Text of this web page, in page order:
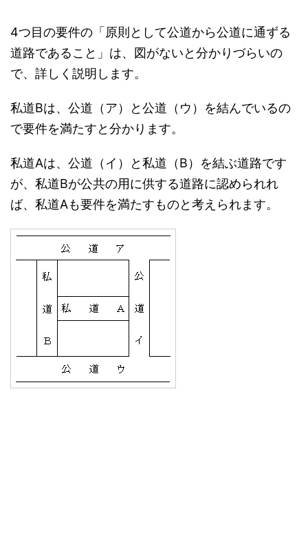
4つ目の要件の「原則として公道から公道に通ずる
道路であること」は、図がないと分かりづらいの
で、詳しく説明します。
私道Bは、公道（ア）と公道（ウ）を結んでいるの
で要件を満たすと分かります。
私道Aは、公道（イ）と私道（B）を結ぶ道路です
が、私道Bが公共の用に供する道路に認められれ
ば、私道Aも要件を満たすものと考えられます。